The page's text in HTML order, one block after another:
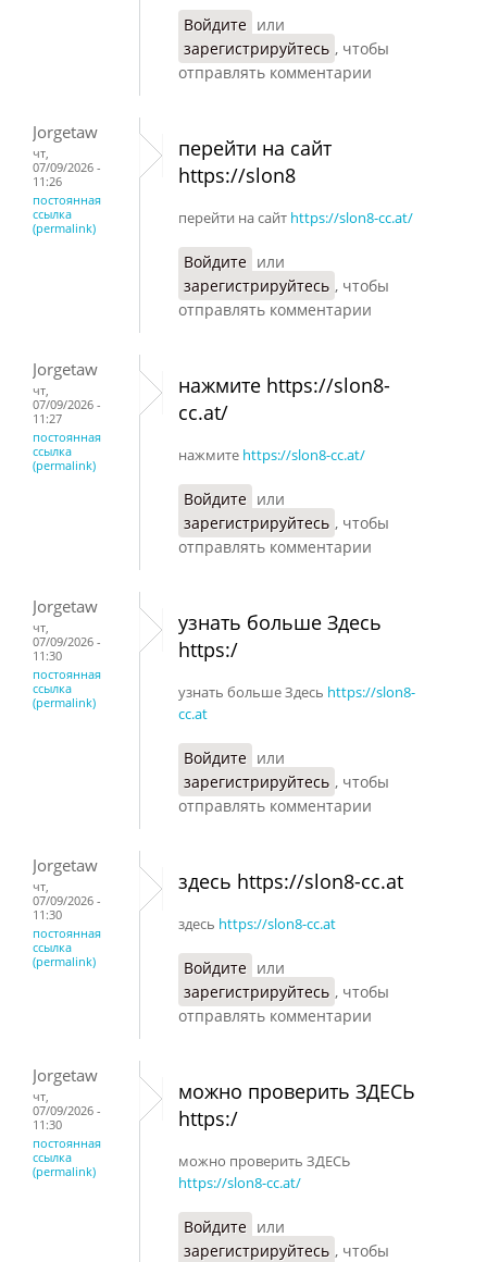
Войдите или
зарегистрируйтесь , чтобы
отправлять комментарии
Jorgetaw
чт,
07/09/2026 -
11:26
постоянная
ссылка
(permalink)
перейти на сайт
https://slon8
перейти на сайт https://slon8-cc.at/
Войдите или
зарегистрируйтесь , чтобы
отправлять комментарии
Jorgetaw
чт,
07/09/2026 -
11:27
постоянная
ссылка
(permalink)
нажмите https://slon8-
cc.at/
нажмите https://slon8-cc.at/
Войдите или
зарегистрируйтесь , чтобы
отправлять комментарии
Jorgetaw
чт,
07/09/2026 -
11:30
постоянная
ссылка
(permalink)
узнать больше Здесь
https:/
узнать больше Здесь https://slon8-
cc.at
Войдите или
зарегистрируйтесь , чтобы
отправлять комментарии
Jorgetaw
чт,
07/09/2026 -
11:30
постоянная
ссылка
(permalink)
здесь https://slon8-cc.at
здесь https://slon8-cc.at
Войдите или
зарегистрируйтесь , чтобы
отправлять комментарии
Jorgetaw
чт,
07/09/2026 -
11:30
постоянная
ссылка
(permalink)
можно проверить ЗДЕСЬ
https:/
можно проверить ЗДЕСЬ
https://slon8-cc.at/
Войдите или
зарегистрируйтесь , чтобы